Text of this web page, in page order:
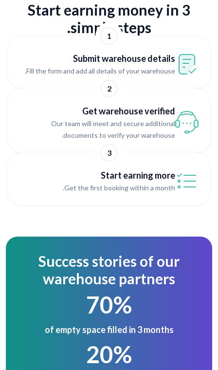
Start earning money in 3
simple steps.
1
Submit warehouse details
Fill the form and add all details of your warehouse.
2
Get warehouse verified
Our team will meet and secure additional
documents to verify your warehouse.
3
Start earning more
Get the first booking within a month.
Success stories of our
warehouse partners
70%
of empty space filled in 3 months
20%